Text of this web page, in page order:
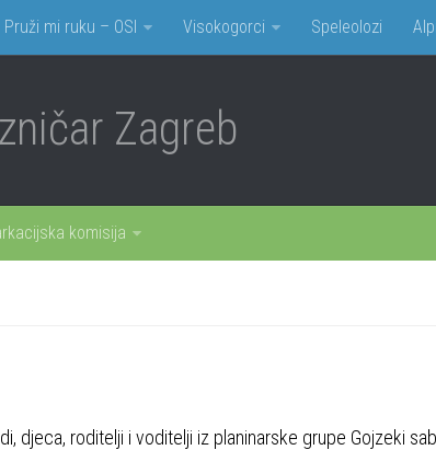
Pruži mi ruku – OSI Visokogorci Speleolozi
Zagreb
komisija
djeca, roditelji i voditelji iz planinarske grupe Gojzeki